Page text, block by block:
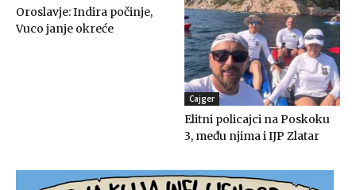
Oroslavje: Indira počinje,
Vuco janje okreće
Cajger
Elitni policajci na Poskoku
3, među njima i IJP Zlatar